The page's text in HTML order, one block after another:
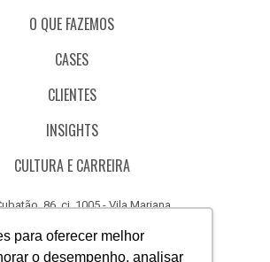
para oferecer melhor
o desempenho, analisar
O QUE FAZEMOS
CASES
CLIENTES
INSIGHTS
CULTURA E CARREIRA
86, cj. 1005 - Vila Mariana